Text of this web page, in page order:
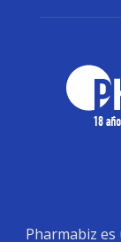
Pharmabiz